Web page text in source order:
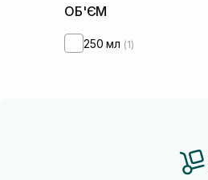
Протеины пшеницы
ОБ'ЄМ
250 мл (1)